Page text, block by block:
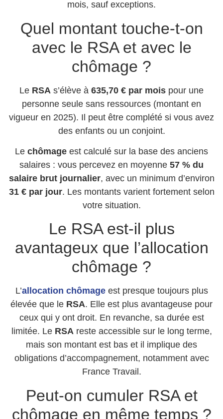
mois, sauf exceptions.
Quel montant touche-t-on
avec le RSA et avec le
chômage ?
Le RSA s’élève à 635,70 € par mois pour une
personne seule sans ressources (montant en
vigueur en 2025). Il peut être complété si vous avez
des enfants ou un conjoint.
Le chômage est calculé sur la base des anciens
salaires : vous percevez en moyenne 57 % du
salaire brut journalier, avec un minimum d’environ
31 € par jour. Les montants varient fortement selon
votre situation.
Le RSA est-il plus
avantageux que l’allocation
chômage ?
L’allocation chômageest presque toujours plus
élevée que le RSA. Elle est plus avantageuse pour
ceux qui y ont droit. En revanche, sa durée est
limitée. Le RSAreste accessible sur le long terme,
mais son montant est bas et il implique des
obligations d’accompagnement, notamment avec
France Travail.
Peut-on cumuler RSA et
chômage en même temps ?